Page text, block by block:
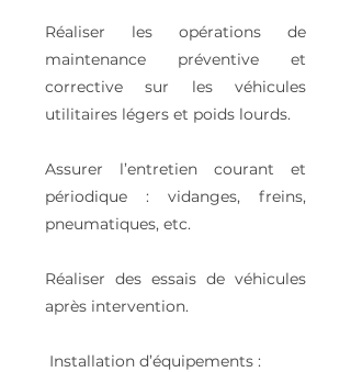
Réaliser les opérations de
maintenance préventive et
corrective sur les véhicules
utilitaires légers et poids lourds.
Assurer l’entretien courant et
périodique : vidanges, freins,
pneumatiques, etc.
Réaliser des essais de véhicules
après intervention.
️ Installation d’équipements :